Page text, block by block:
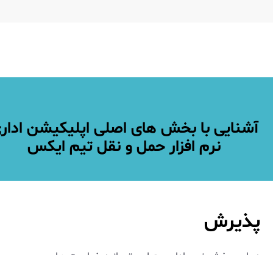
آشنایی با بخش های اصلی اپلیکیشن
نرم افزار حمل و نقل تیم ایکس
پذیرش